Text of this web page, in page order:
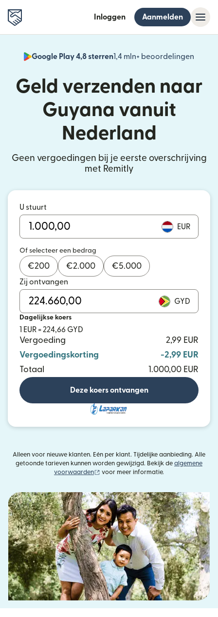
Inloggen Aanmelden
Google Play 4,8 sterren1,4 mln+ beoordelingen
Geld verzenden naar
Guyana vanuit
Nederland
Geen vergoedingen bij je eerste overschrijving
met Remitly
U stuurt
EUR
Of selecteer een bedrag
€200 €2.000 €5.000
Zij ontvangen
GYD
Dagelijkse koers
1 EUR = 224,66 GYD
Vergoeding
2,99 EUR
Vergoedingskorting
-2,99 EUR
Totaal
1.000,00 EUR
Deze koers ontvangen
Alleen voor nieuwe klanten. Eén per klant. Tijdelijke aanbieding. Alle
getoonde tarieven kunnen worden gewijzigd. Bekijk de algemene
voorwaarden
(wordt geopend in een nieuw venster)
voor meer informatie.